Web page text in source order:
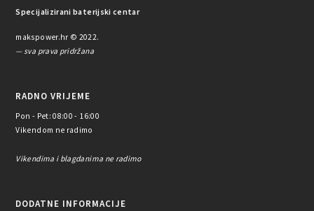
Specijalizirani baterijski centar
makspower.hr © 2022.
— sva prava pridržana
RADNO VRIJEME
Pon - Pet: 08:00 - 16:00
Vikendom ne radimo
Vikendima i blagdanima ne radimo
DODATNE INFORMACIJE